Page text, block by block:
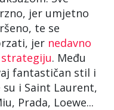
jer umjetno
te se
jer nedavno
strategiju. Među
fantastičan stil i
i Saint Laurent,
Prada, Loewe...